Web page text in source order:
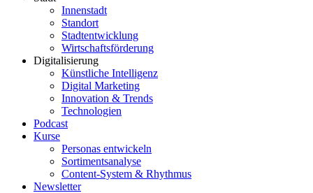
Innenstadt
Standort
Stadtentwicklung
Wirtschaftsförderung
Digitalisierung
Künstliche Intelligenz
Digital Marketing
Innovation & Trends
Technologien
Podcast
Kurse
Personas entwickeln
Sortimentsanalyse
Content-System & Rhythmus
Newsletter